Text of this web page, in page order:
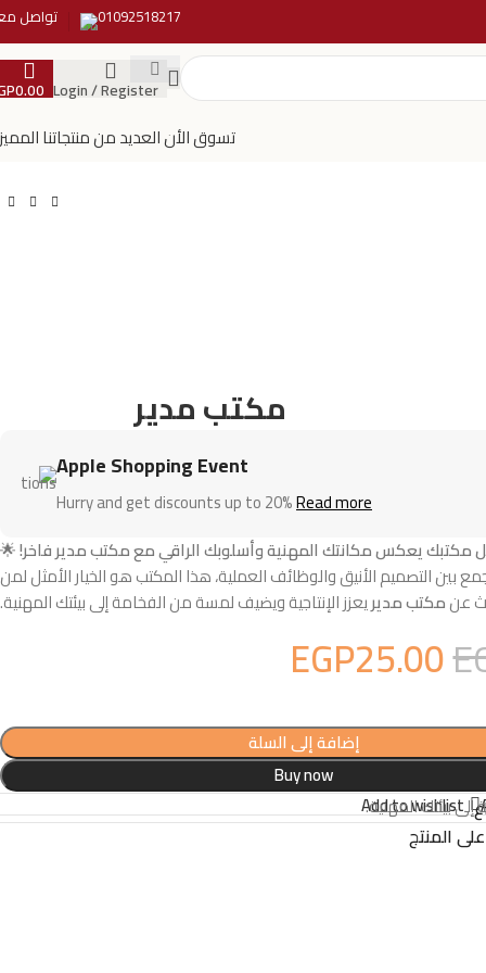
01092518217 تواصل
Login / Register
0.00
تسوق الأن العديد من منتجاتنا
مكتب مدير
Apple Shopping Event
Hurry and get discounts up to 20%Read more
مكتبك يعكس مكانتك المهنية وأسلوبك الراقي مع مكتب مدير فاخر!🌟
بين التصميم الأنيق والوظائف العملية، هذا المكتب هو الخيار الأمثل لمن
عنمكتب مديريعزز الإنتاجية ويضيف لمسة من الفخامة إلى بيئتك المهنية.
EGP25.00
إضافة إلى السلة
Buy now
Add to wishlist
المنتج
بيئتك المهنية.